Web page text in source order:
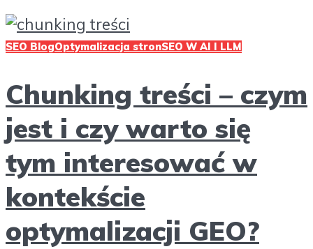
SEO BlogOptymalizacja stronSEO W AI I LLM
Chunking treści – czym
jest i czy warto się
tym interesować w
kontekście
optymalizacji GEO?